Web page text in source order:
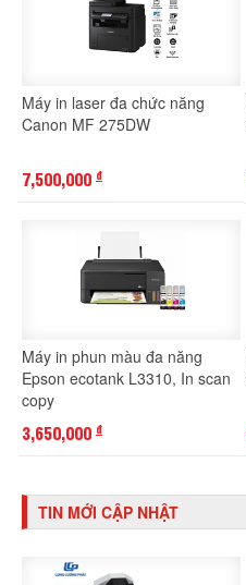
Máy in laser đa chức năng
Canon MF 275DW
7,500,000 đ
Máy in phun màu đa năng
Epson ecotank L3310, In scan
copy
3,650,000 đ
TIN MỚI CẬP NHẬT